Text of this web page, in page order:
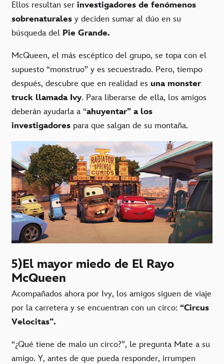
Ellos resultan ser investigadores de fenómenos
sobrenaturales y deciden sumar al dúo en su
búsqueda del Pie Grande.
McQueen, el más escéptico del grupo, se topa con el
supuesto “monstruo” y es secuestrado. Pero, tiempo
después, descubre que en realidad es una monster
truck llamada Ivy. Para liberarse de ella, los amigos
deberán ayudarla a “ahuyentar” a los
investigadores para que salgan de su montaña.
5)El mayor miedo de El Rayo
McQueen
Acompañados ahora por Ivy, los amigos siguen de viaje
por la carretera y se encuentran con un circo: “Circus
Velocitas”.
“¿Qué tiene de malo un circo?”, le pregunta Mate a su
amigo. Y, antes de que pueda responder, irrumpen